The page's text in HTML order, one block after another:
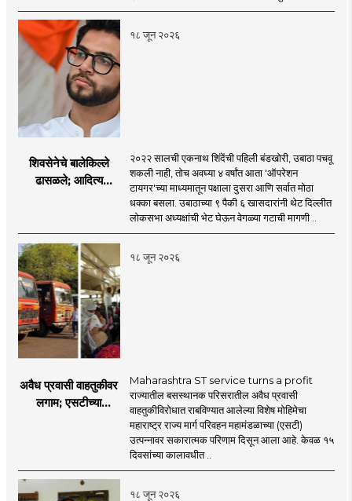
विलीन होण्याचा प्रस्ताव?
१८ जून २०२६
शिवसेनेचे बालेकिल्ले
ढासळले; आदित्य
नेमका कुठे चुकला?
२०२२ सालची एकनाथ शिंदेंची पहिली बंडखोरी, उबाठा पचवू
शकली नाही, तोच अवघ्या ४ वर्षांत आता 'ऑपरेशन
टायगर'च्या माध्यमातून पक्षाला दुसरा आणि सर्वात मोठा
धक्का बसला. उबाठाच्या ९ पैकी ६ खासदारांनी थेट दिल्लीत
लोकसभा अध्यक्षांची भेट घेऊन वेगळ्या गटाची मागणी ..
१८ जून २०२६
अवैध प्रवासी वाहतुकीवर
लगाम; एसटीच्या
Maharashtra ST service turns a profit
राज्यातील बसस्थानक परिसरातील अवैध प्रवासी
वाहतुकीविरोधात राबविण्यात आलेल्या विशेष मोहिमेचा
महाराष्ट्र राज्य मार्ग परिवहन महामंडळाच्या (एसटी)
उत्पन्नावर सकारात्मक परिणाम दिसून आला आहे. केवळ १५
दिवसांच्या कालावधीत ..
१८ जून २०२६